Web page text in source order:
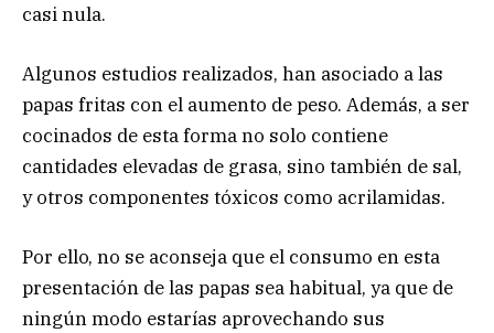
casi nula.
Algunos estudios realizados, han asociado a las
papas fritas con el aumento de peso. Además, a ser
cocinados de esta forma no solo contiene
cantidades elevadas de grasa, sino también de sal,
y otros componentes tóxicos como acrilamidas.
Por ello, no se aconseja que el consumo en esta
presentación de las papas sea habitual, ya que de
ningún modo estarías aprovechando sus